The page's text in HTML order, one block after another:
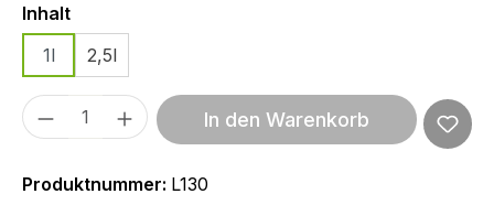
InhaltAuswählen
1l
2,5l
Produkt Anzahl: Gib den gewünschten
In den Warenkorb
Produktnummer: L130